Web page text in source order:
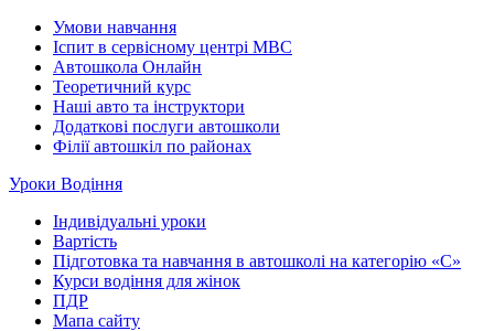
Умови навчання
Іспит в сервісному центрі МВС
Автошкола Онлайн
Теоретичний курс
Наші авто та інструктори
Додаткові послуги автошколи
Філії автошкіл по районах
Уроки Водіння
Індивідуальні уроки
Вартість
Підготовка та навчання в автошколі на категорію «C»
Курси водіння для жінок
ПДР
Мапа сайту